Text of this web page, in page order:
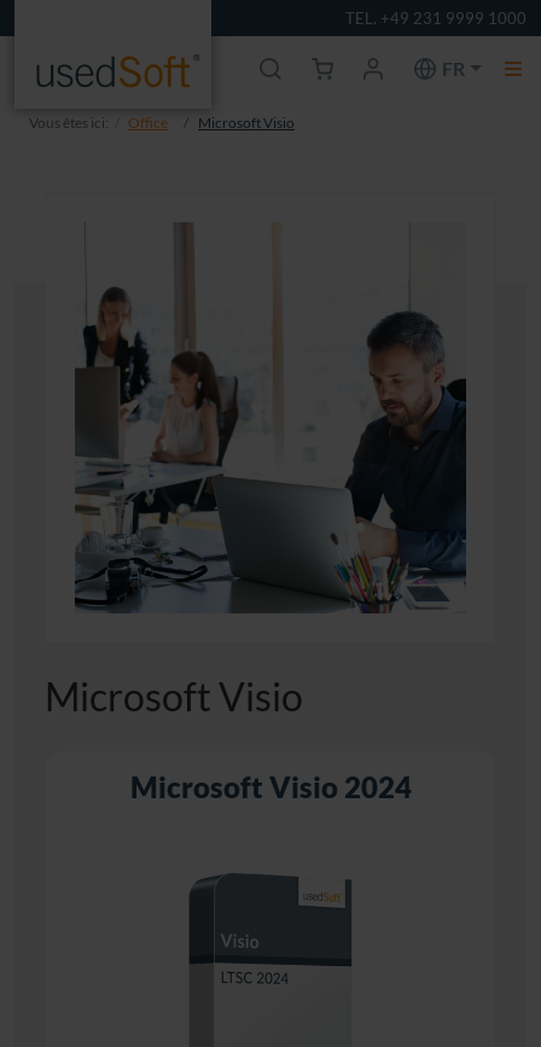
TEL. +49 231 9999 1000
FR
Vous êtes ici: Office Microsoft Visio
Microsoft Visio
Microsoft Visio 2024